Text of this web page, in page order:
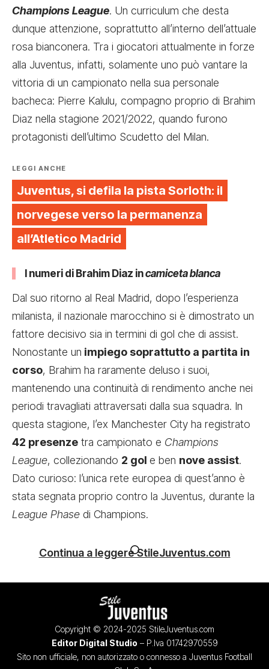
Champions League. Un curriculum che desta
dunque attenzione, soprattutto all’interno dell’attuale
rosa bianconera. Tra i giocatori attualmente in forze
alla Juventus, infatti, solamente uno può vantare la
vittoria di un campionato nella sua personale
bacheca: Pierre Kalulu, compagno proprio di Brahim
Diaz nella stagione 2021/2022, quando furono
protagonisti dell’ultimo Scudetto del Milan.
LEGGI ANCHE
Juventus, si defila la pista Sorloth: il
norvegese verso la permanenza
all’Atletico Madrid
I numeri di Brahim Diaz incamiceta blanca
Dal suo ritorno al Real Madrid, dopo l’esperienza
milanista, il nazionale marocchino si è dimostrato un
fattore decisivo sia in termini di gol che di assist.
Nonostante un impiego soprattutto a partita in
corso, Brahim ha raramente deluso i suoi,
mantenendo una continuità di rendimento anche nei
periodi travagliati attraversati dalla sua squadra. In
questa stagione, l’ex Manchester City ha registrato
42 presenze tra campionato e Champions
League, collezionando 2 gol e ben nove assist.
Dato curioso: l’unica rete europea di quest’anno è
stata segnata proprio contro la Juventus, durante la
League Phase di Champions.
Continua a leggere StileJuventus.com
Copyright © 2024-2025 StileJuventus.com
Editor Digital Studio – P.Iva 01742970559
Sito non ufficiale, non autorizzato o connesso a Juventus Football